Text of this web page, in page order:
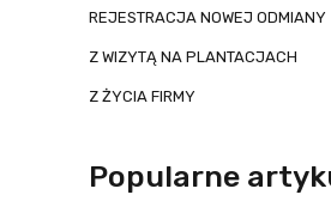
REJESTRACJA NOWEJ ODMIANY
Z WIZYTĄ NA PLANTACJACH
Z ŻYCIA FIRMY
Popularne